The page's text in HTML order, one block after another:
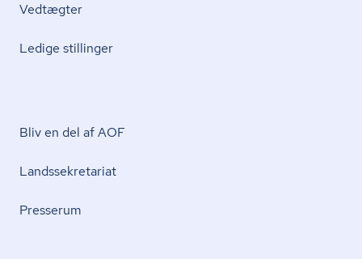
Vedtægter
Ledige stillinger
Bliv en del af AOF
Lands­se­kre­ta­ri­at
Presserum